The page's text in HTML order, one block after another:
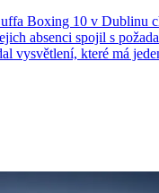
Boxing 10 v Dublinu
absenci spojil s
vysvětlení, které má